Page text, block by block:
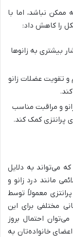
نباشد، اما با
را کاهش داد:
بیشتری به زانوها
و تقویت عضلات زانو
و مراقبت مناسب
پرانتزی کمک کند.
می‌تواند به دلایل
مانند درد زانو و
معمولاً توسط
مختلفی برای این
احتمال بروز
خانواده‌تان به